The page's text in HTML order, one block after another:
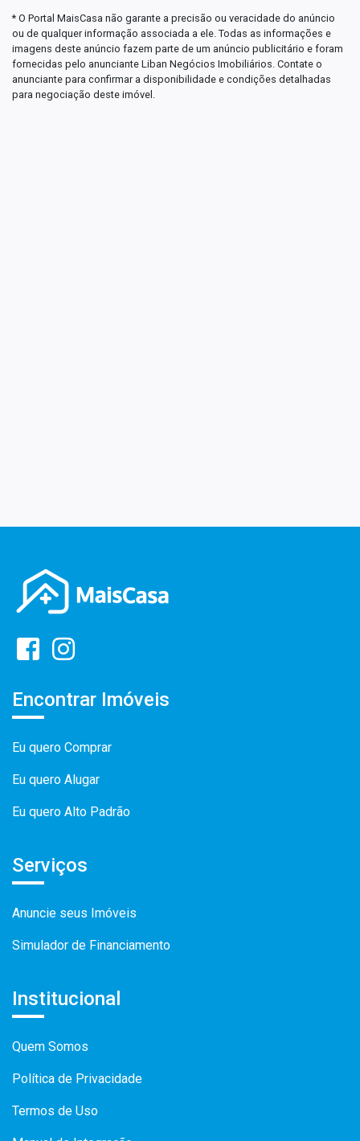
* O Portal MaisCasa não garante a precisão ou veracidade do anúncio
ou de qualquer informação associada a ele. Todas as informações e
imagens deste anúncio fazem parte de um anúncio publicitário e foram
fornecidas pelo anunciante Liban Negócios Imobiliários. Contate o
anunciante para confirmar a disponibilidade e condições detalhadas
para negociação deste imóvel.
Encontrar Imóveis
Eu quero Comprar
Eu quero Alugar
Eu quero Alto Padrão
Serviços
Anuncie seus Imóveis
Simulador de Financiamento
Institucional
Quem Somos
Política de Privacidade
Termos de Uso